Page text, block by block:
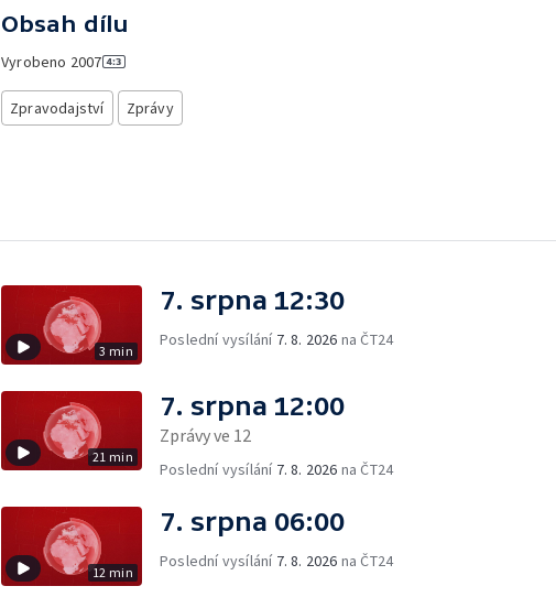
Obsah dílu
Vyrobeno 2007
Zpravodajství Zprávy
3 min
7. srpna 12:30
Poslední vysílání 7. 8. 2026 na ČT24
21 min
7. srpna 12:00
Zprávy ve 12
Poslední vysílání 7. 8. 2026 na ČT24
12 min
7. srpna 06:00
Poslední vysílání 7. 8. 2026 na ČT24